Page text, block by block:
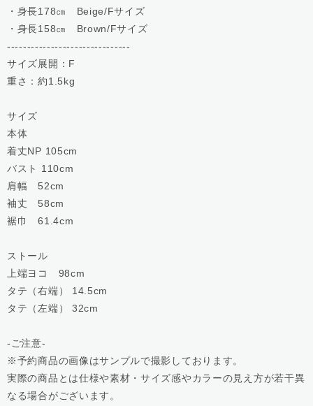
・身長178㎝ Beige/Fサイズ
・身長158㎝ Brown/Fサイズ
-------------------------------
サイズ展開：F
重さ：約1.5kg
サイズ
本体
着丈NP 105cm
バスト 110cm
肩幅 52cm
袖丈 58cm
裾巾 61.4cm
ストール
上端ヨコ 98cm
タテ（右端） 14.5cm
タテ（左端） 32cm
-ご注意-
※予約商品の画像はサンプルで撮影しております。
実際の商品とは仕様や素材・サイズ感やカラーの見え方が若干異
なる場合がございます。